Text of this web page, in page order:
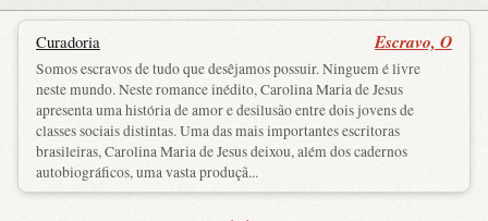
Curadoria Escravo, O
Somos escravos de tudo que desêjamos possuir. Ninguem é livre
neste mundo. Neste romance inédito, Carolina Maria de Jesus
apresenta uma história de amor e desilusão entre dois jovens de
classes sociais distintas. Uma das mais importantes escritoras
brasileiras, Carolina Maria de Jesus deixou, além dos cadernos
autobiográficos, uma vasta produçã...